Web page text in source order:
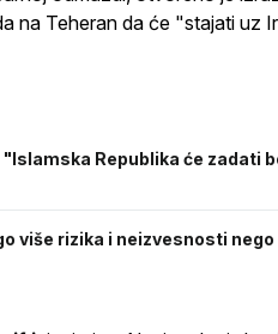
na Teheran da će "stajati uz
Republika će zadati
više rizika i neizvesnosti